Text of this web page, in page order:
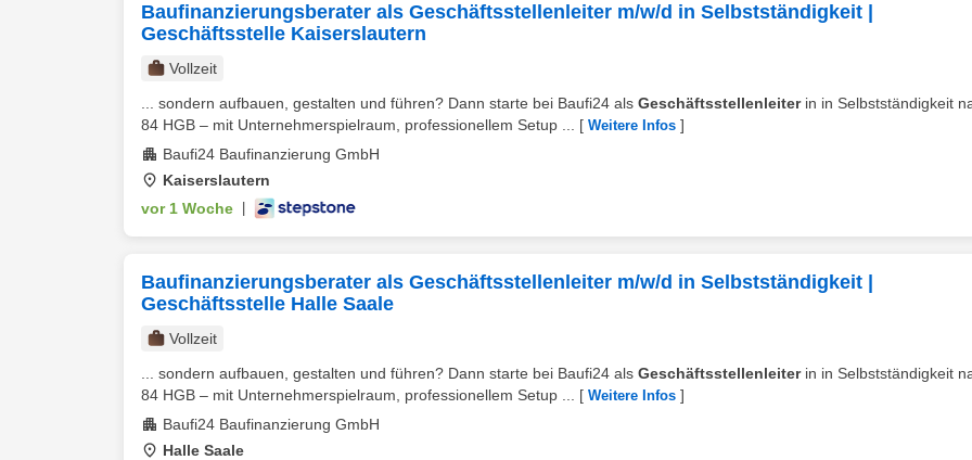
Baufinanzierungsberater als Geschäftsstellenleiter m/w/d in Selbstständigkeit |
Geschäftsstelle Kaiserslautern
Vollzeit
... sondern aufbauen, gestalten und führen? Dann starte bei Baufi24 als Geschäftsstellenleiterin in Selbstständigkeit
84 HGB – mit Unternehmerspielraum, professionellem Setup ...
[ Weitere Infos ]
Baufi24 Baufinanzierung GmbH
Kaiserslautern
vor 1 Woche
Baufinanzierungsberater als Geschäftsstellenleiter m/w/d in Selbstständigkeit |
Geschäftsstelle Halle Saale
Vollzeit
... sondern aufbauen, gestalten und führen? Dann starte bei Baufi24 als Geschäftsstellenleiterin in Selbstständigkeit
84 HGB – mit Unternehmerspielraum, professionellem Setup ...
[ Weitere Infos ]
Baufi24 Baufinanzierung GmbH
Halle Saale